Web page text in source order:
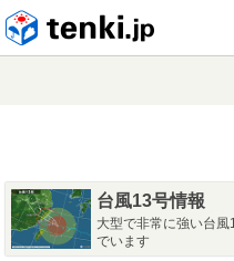
台風13号情報
大型で非常に強い台
でいます